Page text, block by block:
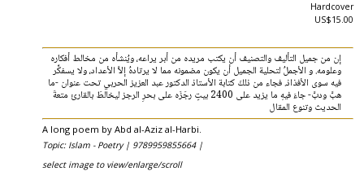
Hardcover
US$15.00
إن من جميل التأليف والتصنيف أن يكتب مريده من أبر يراعه، ويُنشأه من مخالط أفكاره
وعلومه. و الأجملُ لتحلية الجميل أن يكون مضمونه مما لا يرتادهُ إلاَّ الأعداد، ولا يسفكِّر
فيه سوى الأفذاذ. فجاء من ذلكَ كتابة الأستاذ الدكتور عبد العزيز الحربي تحت عنوان -ما
هبَّ ودبَّ- جاءَ فيهِ ما يزيد على 2400 بيتٍ رجَزَه على بحرِ الرجز ليخالطَ بالقارئ متعةَ
الحديث وتنوع المقال
A long poem by Abd al-Aziz al-Harbi.
Topic: Islam - Poetry | 9789959855664 |
select image to view/enlarge/scroll